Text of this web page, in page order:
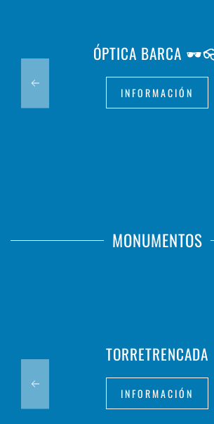
ÓPTICA BARCA
INFORMACIÓN
MONUMENTOS
TORRETRENCADA
INFORMACIÓN